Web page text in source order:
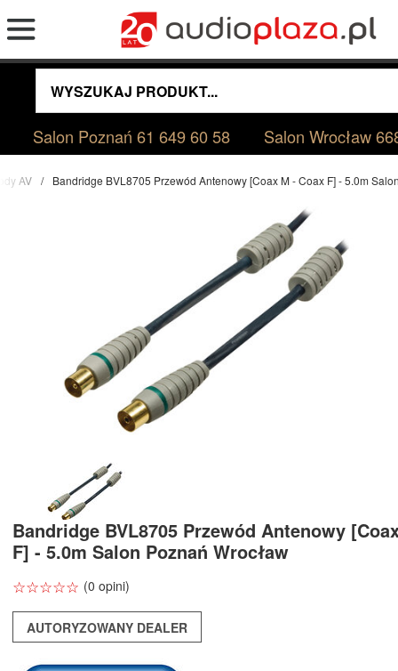
Salon Poznań61 649 60 58 Salon Wrocław
AV Bandridge BVL8705 Przewód Antenowy [Coax M - Coax F] - 5.0m
Bandridge BVL8705 Przewód Antenowy
F] - 5.0m Salon Poznań Wrocław
☆☆☆☆☆
★★★★★ (0 opini)
AUTORYZOWANY DEALER